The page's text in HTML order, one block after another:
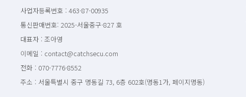
사업자등록번호 : 463-87-00935
통신판매번호: 2025-서울중구-827 호
대표자 : 조아영
이메일 : contact@catchsecu.com
전화 : 070-7776-8552
주소 : 서울특별시 중구 명동길 73, 6층 602호(명동1가, 페이지명동)